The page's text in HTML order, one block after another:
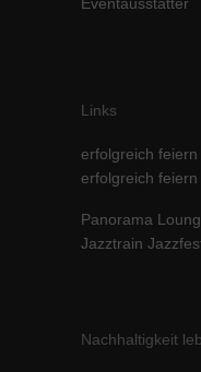
Links
erfolgreich feiern
erfolgreich
Panorama
Jazztrain
Nachhaltigkeit